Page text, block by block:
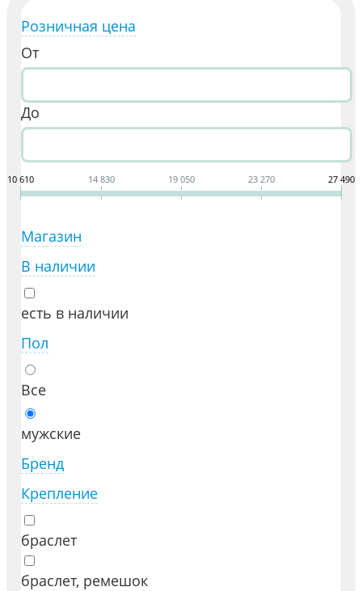
Розничная цена
От
До
10 610 14 830 19 050 23 270 27 490
Магазин
В наличии
есть в наличии
Пол
Все
мужские
Бренд
Крепление
браслет
браслет, ремешок